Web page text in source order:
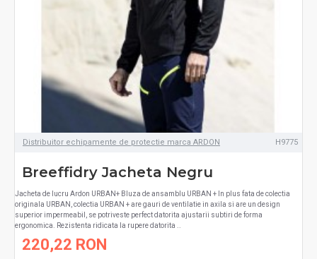
Distribuitor echipamente de protectie marca ARDON H9775
Breeffidry Jacheta Negru
Jacheta de lucru Ardon URBAN+ Bluza de ansamblu URBAN + In plus fata de colectia
originala URBAN, colectia URBAN + are gauri de ventilatie in axila si are un design
superior impermeabil, se potriveste perfect datorita ajustarii subtiri de forma
ergonomica. Rezistenta ridicata la rupere datorita ..
220,22 RON